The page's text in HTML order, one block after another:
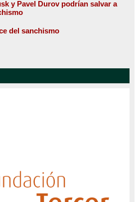
y Pavel Durov podrían salvar a
del sanchismo